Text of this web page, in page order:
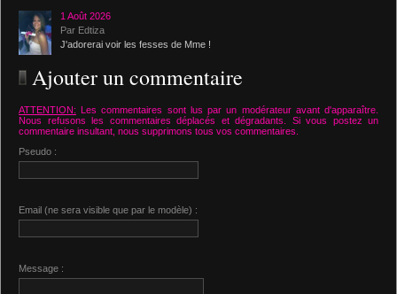
1 Août 2026
Par Edtiza
J'adorerai voir les fesses de Mme !
Ajouter un commentaire
ATTENTION: Les commentaires sont lus par un modérateur avant d'apparaître.
Nous refusons les commentaires déplacés et dégradants. Si vous postez un
commentaire insultant, nous supprimons tous vos commentaires.
Pseudo :
Email (ne sera visible que par le modèle) :
Message :